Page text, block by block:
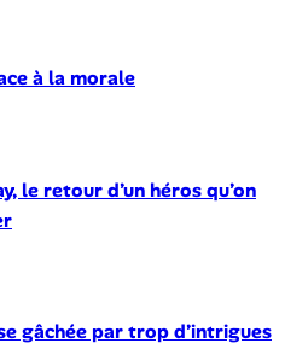
à la morale
le retour d’un héros qu’on
gâchée par trop d’intrigues